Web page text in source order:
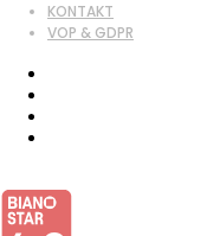
KONTAKT
VOP & GDPR